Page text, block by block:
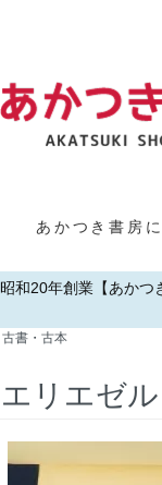
あかつき書房
20年創業【あか
古書・古本
リエゼ